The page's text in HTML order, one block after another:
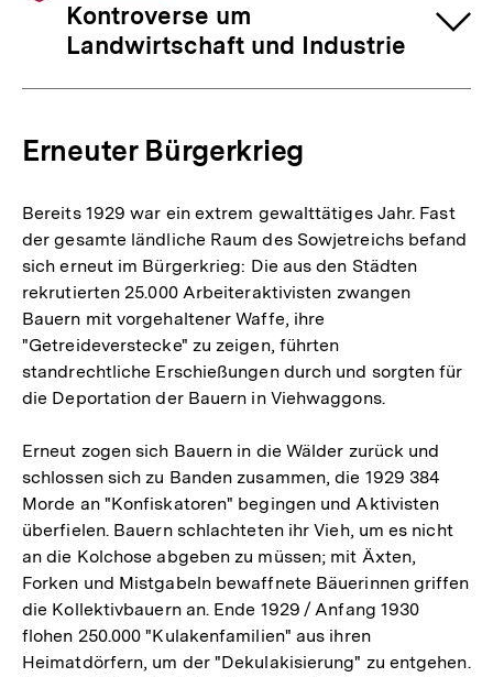
Kontroverse um
Landwirtschaft und Industrie
Erneuter Bürgerkrieg
Bereits 1929 war ein extrem gewalttätiges Jahr. Fast
der gesamte ländliche Raum des Sowjetreichs befand
sich erneut im Bürgerkrieg: Die aus den Städten
rekrutierten 25.000 Arbeiteraktivisten zwangen
Bauern mit vorgehaltener Waffe, ihre
"Getreideverstecke" zu zeigen, führten
standrechtliche Erschießungen durch und sorgten für
die Deportation der Bauern in Viehwaggons.
Erneut zogen sich Bauern in die Wälder zurück und
schlossen sich zu Banden zusammen, die 1929 384
Morde an "Konfiskatoren" begingen und Aktivisten
überfielen. Bauern schlachteten ihr Vieh, um es nicht
an die Kolchose abgeben zu müssen; mit Äxten,
Forken und Mistgabeln bewaffnete Bäuerinnen griffen
die Kollektivbauern an. Ende 1929 / Anfang 1930
flohen 250.000 "Kulakenfamilien" aus ihren
Heimatdörfern, um der "Dekulakisierung" zu entgehen.